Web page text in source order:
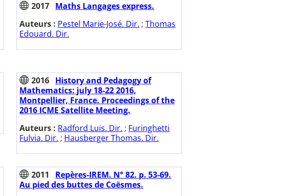
2017 Maths Langages express.
Auteurs : Pestel Marie-José. Dir. ;Thomas
Edouard. Dir.
2016 History and Pedagogy of
Mathematics: july 18-22 2016,
Montpellier, France. Proceedings of the
2016 ICME Satellite Meeting.
Auteurs : Radford Luis. Dir. ; Furinghetti
Fulvia. Dir. ; Hausberger Thomas. Dir.
2011
Repères-IREM. N° 82. p. 53-69.
Au pied des buttes de Coësmes.